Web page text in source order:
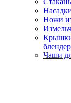
Ножи
Чаши